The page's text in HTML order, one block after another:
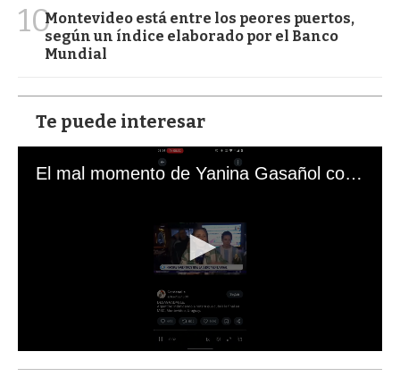
10Montevideo está entre los peores puertos,
según un índice elaborado por el Banco
Mundial
Te puede interesar
El mal momento de Yanina Gasañol con un hincha argentino en "Subrayado"
s